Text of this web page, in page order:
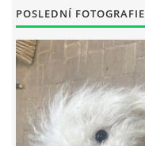
POSLEDNÍ FOTOGRAFIE